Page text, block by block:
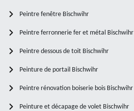
Peintre fenêtre Bischwihr
Peintre ferronnerie fer et métal Bischwihr
Peintre dessous de toit Bischwihr
Peinture de portail Bischwihr
Peintre rénovation boiserie bois Bischwihr
Peinture et décapage de volet Bischwihr